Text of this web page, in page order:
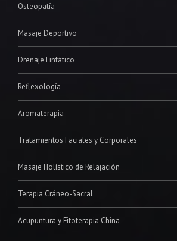
Osteopatía
Masaje Deportivo
Drenaje Linfático
Reflexología
Aromaterapia
Tratamientos Faciales y Corporales
Masaje Holístico de Relajación
Terapia Cráneo-Sacral
Acupuntura y Fitoterapia China